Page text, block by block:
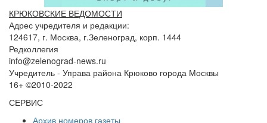
КРЮКОВСКИЕ ВЕДОМОСТИ
Адрес учредителя и редакции:
124617, г. Москва, г.Зеленоград, корп. 1444
Редколлегия
info@zelenograd-news.ru
Учредитель - Управа района Крюково города Москвы
16+ ©2010-2022
СЕРВИС
Архив номеров газеты